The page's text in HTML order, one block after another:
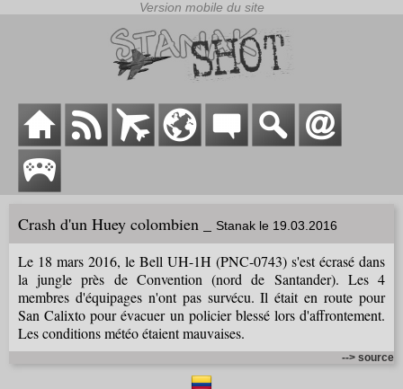
Crash d'un Huey colombien _ Stanak le 19.03.2016
Le 18 mars 2016, le Bell UH-1H (PNC-0743) s'est écrasé dans
la jungle près de Convention (nord de Santander). Les 4
membres d'équipages n'ont pas survécu. Il était en route pour
San Calixto pour évacuer un policier blessé lors d'affrontement.
Les conditions météo étaient mauvaises.
--> source